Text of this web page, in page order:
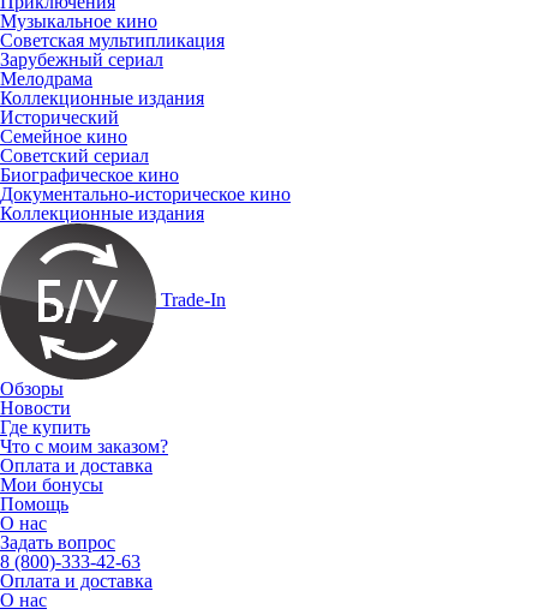
Музыкальное кино
Советская мультипликация
Зарубежный сериал
Мелодрама
Коллекционные издания
Исторический
Семейное кино
Советский сериал
Биографическое кино
Документально-историческое кино
Коллекционные издания
Trade-In
Обзоры
Новости
Где купить
Что с моим заказом?
Оплата и доставка
Мои бонусы
Помощь
О нас
Задать вопрос
8 (800)-333-42-63
Оплата и доставка
О нас